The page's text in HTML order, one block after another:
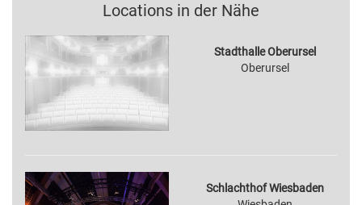
Locations in der Nähe
Stadthalle Oberursel
Oberursel
Schlachthof Wiesbaden